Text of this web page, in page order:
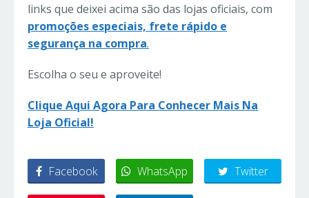
links que deixei acima são das lojas oficiais, com
promoções especiais, frete rápido e
segurança na compra.
Escolha o seu e aproveite!
Clique Aqui Agora Para Conhecer Mais Na
Loja Oficial!
Facebook WhatsApp Twitter